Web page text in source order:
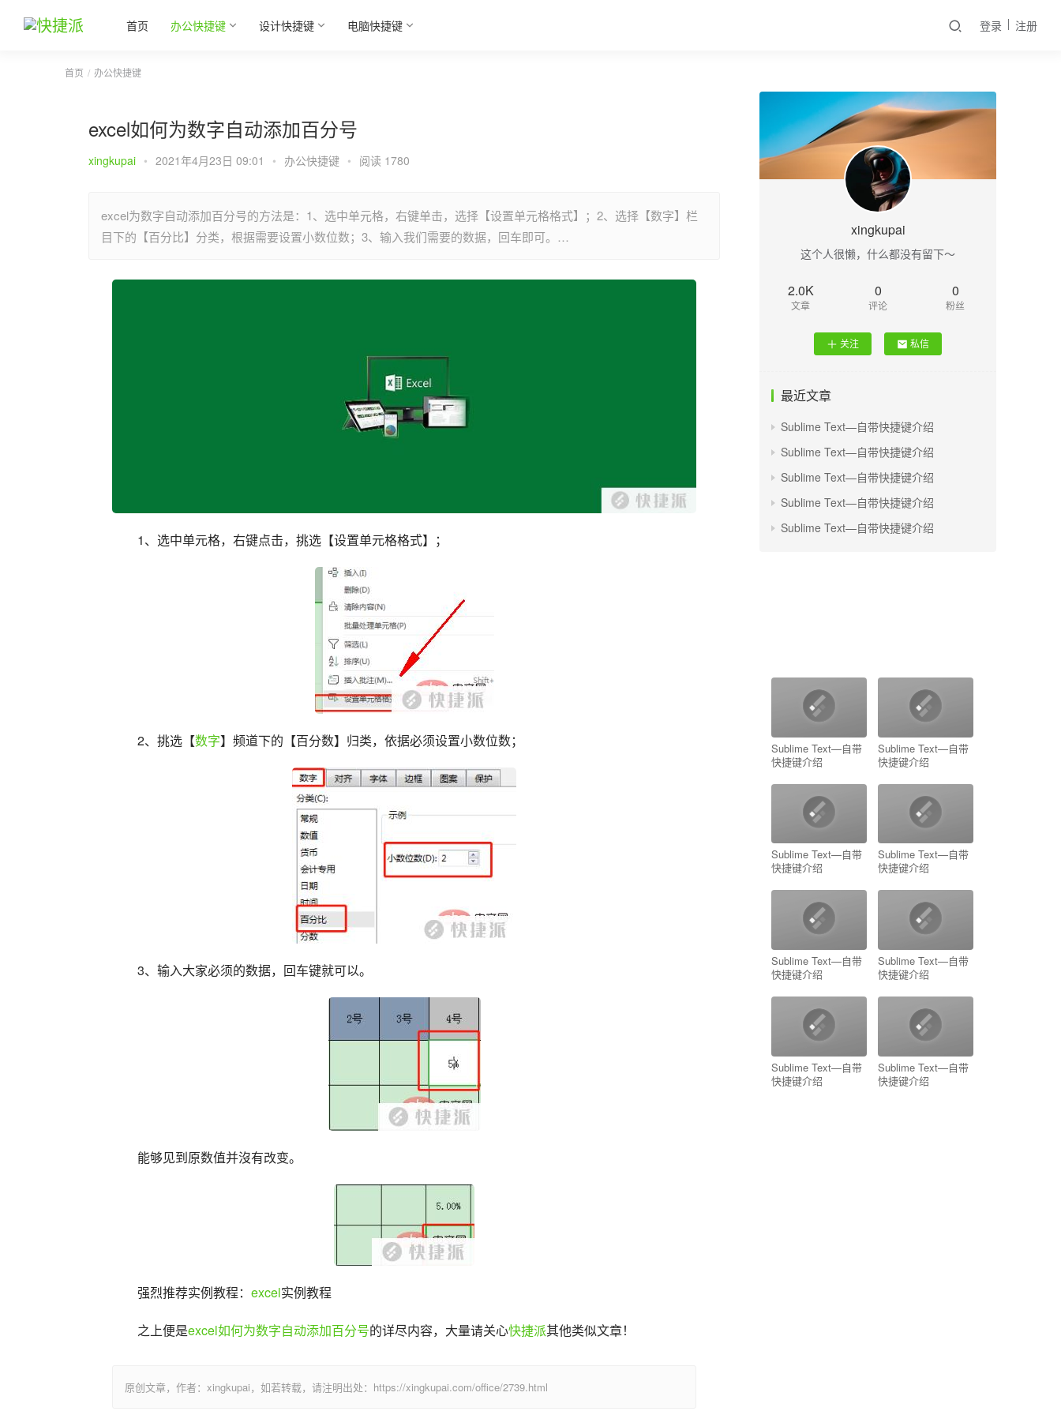
首页 办公快捷键 设计快捷键 电脑快捷键 登录 注册
首页 办公快捷键
excel如何为数字自动添加百分号
xingkupai • 2021年4月23日 09:01 • 办公快捷键 • 阅读 1780
excel为数字自动添加百分号的方法是：1、选中单元格，右键单击，选择【设置单元格格式】；2、选择【数字】栏
目下的【百分比】分类，根据需要设置小数位数；3、输入我们需要的数据，回车即可。…
1、选中单元格，右键点击，挑选【设置单元格格式】；
2、挑选【数字】频道下的【百分数】归类，依据必须设置小数位数；
3、输入大家必须的数据，回车键就可以。
能够见到原数值并沒有改变。
强烈推荐实例教程： excel实例教程
之上便是excel如何为数字自动添加百分号的详尽内容，大量请关心快捷派其他类似文章！
原创文章，作者：xingkupai，如若转载，请注明出处：https://xingkupai.com/office/2739.html
xingkupai
这个人很懒，什么都没有留下～
2.0K
文章
0
评论
0
粉丝
关注 私信
最近文章
Sublime Text—自带快捷键介绍
Sublime Text—自带快捷键介绍
Sublime Text—自带快捷键介绍
Sublime Text—自带快捷键介绍
Sublime Text—自带快捷键介绍
Sublime Text—自带
快捷键介绍
Sublime Text—自带
快捷键介绍
Sublime Text—自带
快捷键介绍
Sublime Text—自带
快捷键介绍
Sublime Text—自带
快捷键介绍
Sublime Text—自带
快捷键介绍
Sublime Text—自带
快捷键介绍
Sublime Text—自带
快捷键介绍